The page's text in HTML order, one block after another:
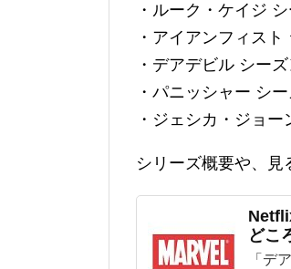
・ルーク・ケイジ
・アイアンフィスト
・デアデビル シー
・パニッシャー シ
・ジェシカ・ジョ
シリーズ概要や、見
どこ
「デ